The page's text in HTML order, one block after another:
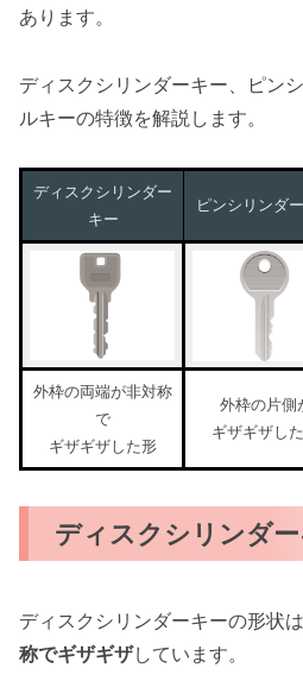
あります。
ディスクシリンダーキー、ピン
ルキーの特徴を解説します。
ディスクシリンダー
キー
ピンシリンダ
外枠の両端が非対称
で
ギザギザした形
外枠の片側
ギザギザし
ディスクシリンダ
ディスクシリンダーキーの形状は
称でギザギザしています。